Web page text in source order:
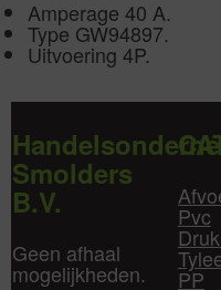
Amperage 40 A.
Type GW94897.
Uitvoering 4P.
Smolders
B.V.
Geen afhaal
mogelijkheden.
Pvc
PP